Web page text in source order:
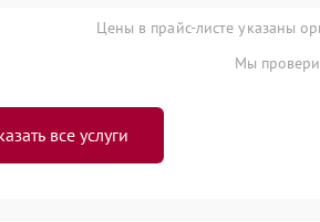
Цены в прайс-листе указаны
Мы
все услуги